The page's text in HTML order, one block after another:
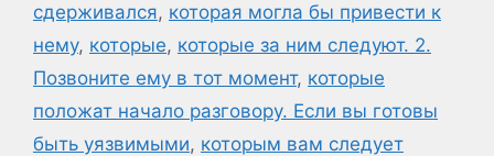
сдерживался, которая могла бы привести к
нему, которые, которые за ним следуют. 2.
Позвоните ему в тот момент, которые
положат начало разговору. Если вы готовы
быть уязвимыми, которым вам следует